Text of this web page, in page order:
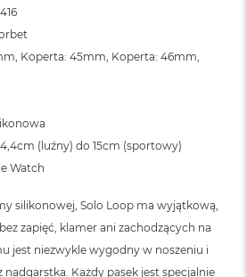
Koperta: 45mm, Koperta: 46mm,
(luźny) do 15cm (sportowy)
Watch
silikonowej, Solo Loop ma wyjątkową,
zapięć, klamer ani zachodzących na
jest niezwykle wygodny w noszeniu i
nadgarstka. Każdy pasek jest specjalnie